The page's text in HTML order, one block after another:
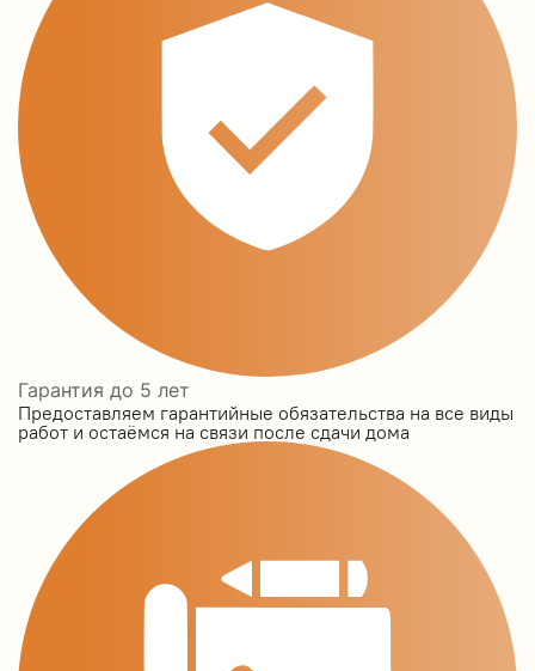
Гарантия до 5 лет
Предоставляем гарантийные обязательства на все виды
работ и остаёмся на связи после сдачи дома